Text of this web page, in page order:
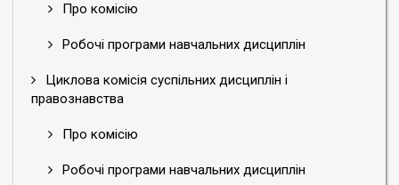
Про комісію
Робочі програми навчальних дисциплін
Циклова комісія суспільних дисциплін і
правознавства
Про комісію
Робочі програми навчальних дисциплін